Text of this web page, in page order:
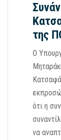
της
Ο
ότι η
να